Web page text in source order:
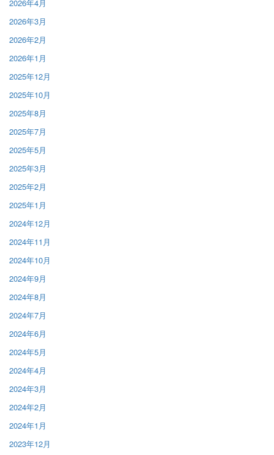
2026年4月
2026年3月
2026年2月
2026年1月
2025年12月
2025年10月
2025年8月
2025年7月
2025年5月
2025年3月
2025年2月
2025年1月
2024年12月
2024年11月
2024年10月
2024年9月
2024年8月
2024年7月
2024年6月
2024年5月
2024年4月
2024年3月
2024年2月
2024年1月
2023年12月